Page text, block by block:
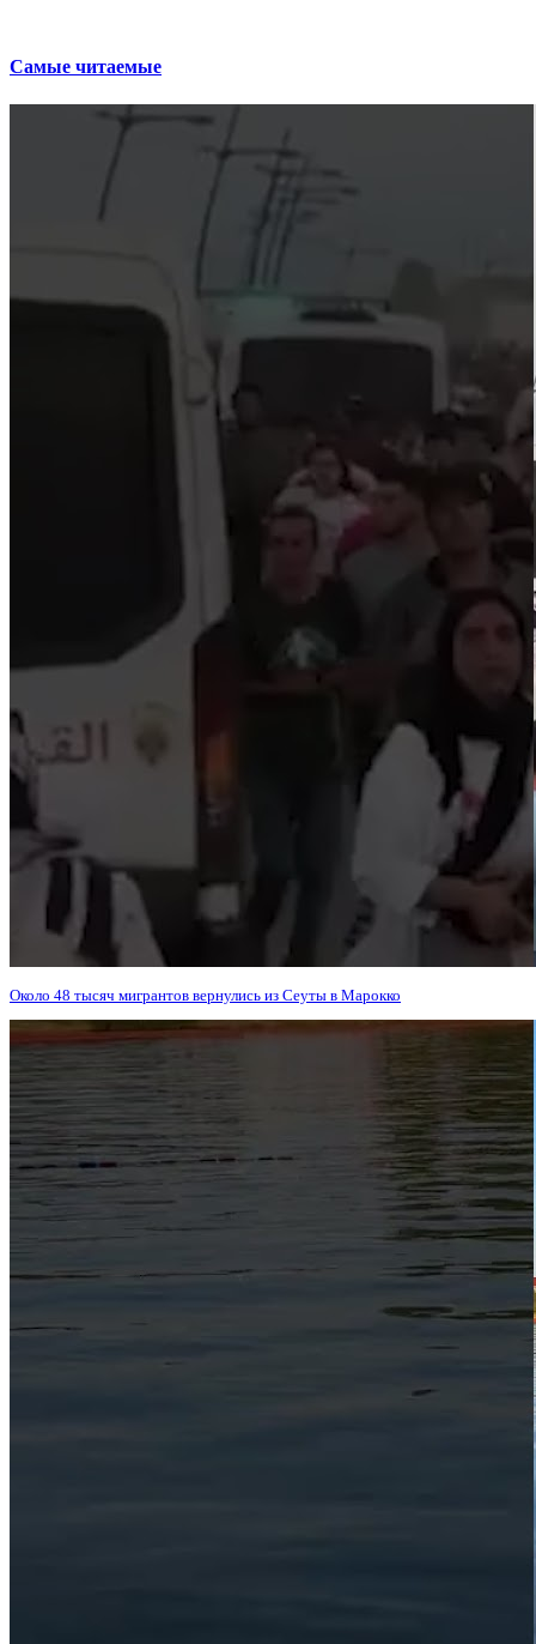
Самые читаемые
Около 48 тысяч мигрантов вернулись из Сеуты в Марокко